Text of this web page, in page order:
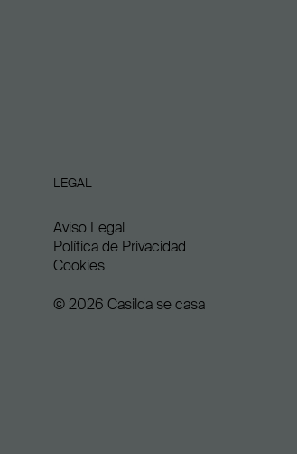
LEGAL
Aviso Legal
Política de Privacidad
Cookies
© 2026 Casilda se casa